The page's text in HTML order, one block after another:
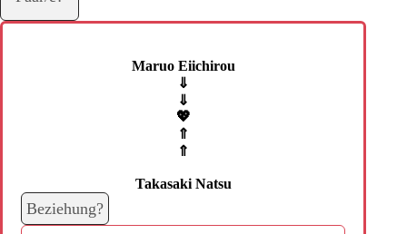
Maruo Eiichirou
⇓
⇓
💖
⇑
⇑
Takasaki Natsu
Beziehung?